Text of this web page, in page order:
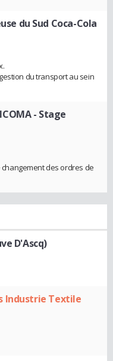
du Sud Coca-Cola
du transport au sein
- Stage
changement des ordres de
D'Ascq)
Industrie Textile